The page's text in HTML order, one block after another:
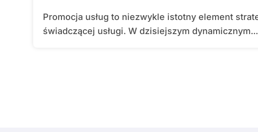
Promocja usług to niezwykle istotny element strategii marketingowej każdej firmy
świadczącej usługi. W dzisiejszym dynamicznym...